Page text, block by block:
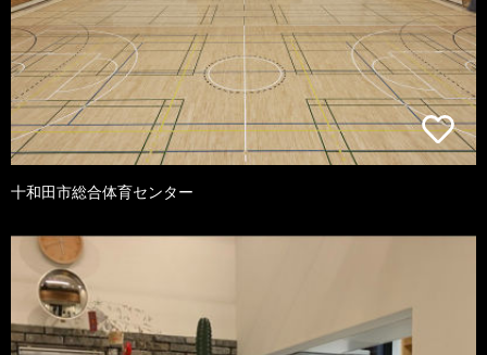
十和田市総合体育センター